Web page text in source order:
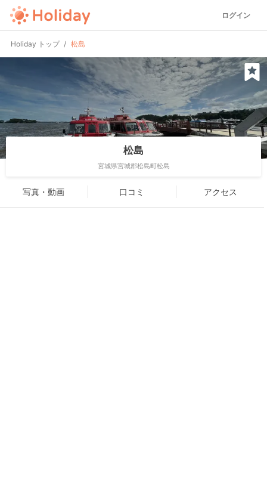
ログイン
Holiday トップ 松島
松島
宮城県宮城郡松島町松島
写真・動画 口コミ アクセス